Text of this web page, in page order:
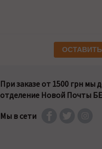
При заказе от 1500 грн мы
отделение Новой Почты
Мы в сети